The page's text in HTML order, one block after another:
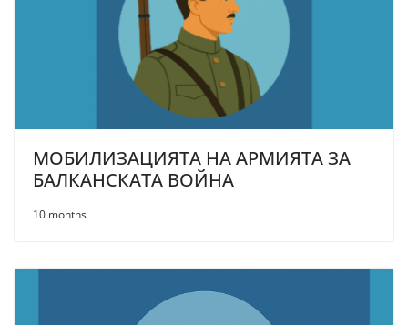
МОБИЛИЗАЦИЯТА НА АРМИЯТА ЗА
БАЛКАНСКАТА ВОЙНА
10 months